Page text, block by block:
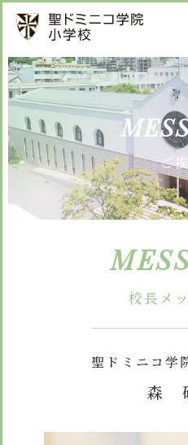
ご挨拶
校長メッセージ
先生からメッセージ
教育方針
教育方針 心・礼・知
心の育成
募集案内
諸届出用紙
検定合格、入賞・入選
安心・安全
ご
校長メ
聖ドミニコ学
森